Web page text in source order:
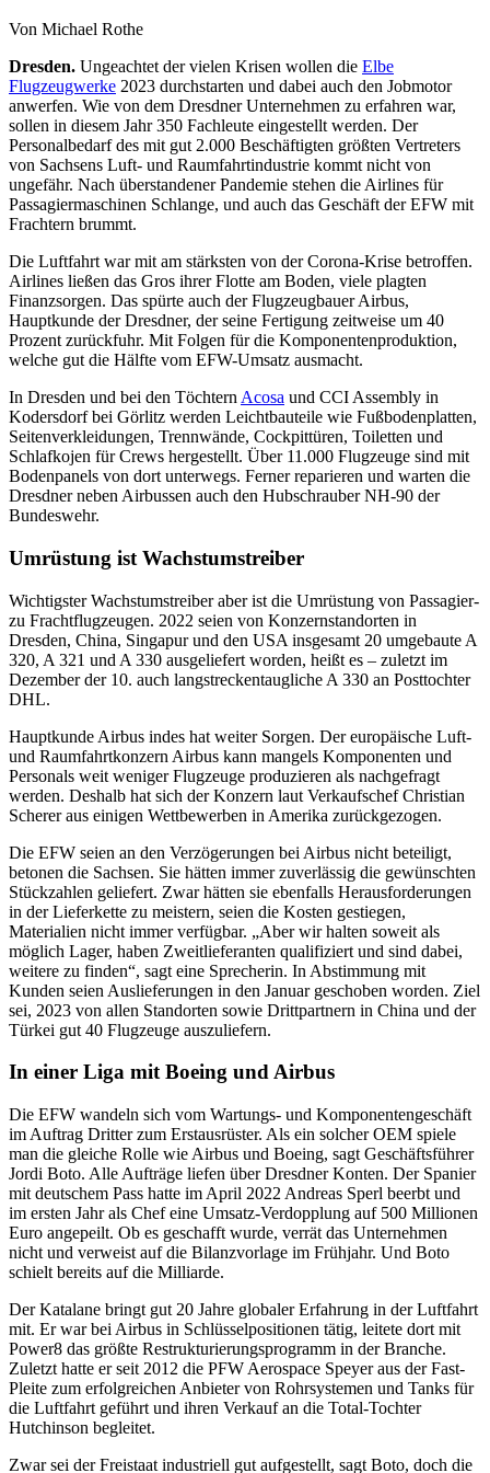
Von Michael Rothe
Dresden. Ungeachtet der vielen Krisen wollen die Elbe
Flugzeugwerke 2023 durchstarten und dabei auch den Jobmotor
anwerfen. Wie von dem Dresdner Unternehmen zu erfahren war,
sollen in diesem Jahr 350 Fachleute eingestellt werden. Der
Personalbedarf des mit gut 2.000 Beschäftigten größten Vertreters
von Sachsens Luft- und Raumfahrtindustrie kommt nicht von
ungefähr. Nach überstandener Pandemie stehen die Airlines für
Passagiermaschinen Schlange, und auch das Geschäft der EFW mit
Frachtern brummt.
Die Luftfahrt war mit am stärksten von der Corona-Krise betroffen.
Airlines ließen das Gros ihrer Flotte am Boden, viele plagten
Finanzsorgen. Das spürte auch der Flugzeugbauer Airbus,
Hauptkunde der Dresdner, der seine Fertigung zeitweise um 40
Prozent zurückfuhr. Mit Folgen für die Komponentenproduktion,
welche gut die Hälfte vom EFW-Umsatz ausmacht.
In Dresden und bei den Töchtern Acosa und CCI Assembly in
Kodersdorf bei Görlitz werden Leichtbauteile wie Fußbodenplatten,
Seitenverkleidungen, Trennwände, Cockpittüren, Toiletten und
Schlafkojen für Crews hergestellt. Über 11.000 Flugzeuge sind mit
Bodenpanels von dort unterwegs. Ferner reparieren und warten die
Dresdner neben Airbussen auch den Hubschrauber NH-90 der
Bundeswehr.
Umrüstung ist Wachstumstreiber
Wichtigster Wachstumstreiber aber ist die Umrüstung von Passagier-
zu Frachtflugzeugen. 2022 seien von Konzernstandorten in
Dresden, China, Singapur und den USA insgesamt 20 umgebaute A
320, A 321 und A 330 ausgeliefert worden, heißt es – zuletzt im
Dezember der 10. auch langstreckentaugliche A 330 an Posttochter
DHL.
Hauptkunde Airbus indes hat weiter Sorgen. Der europäische Luft-
und Raumfahrtkonzern Airbus kann mangels Komponenten und
Personals weit weniger Flugzeuge produzieren als nachgefragt
werden. Deshalb hat sich der Konzern laut Verkaufschef Christian
Scherer aus einigen Wettbewerben in Amerika zurückgezogen.
Die EFW seien an den Verzögerungen bei Airbus nicht beteiligt,
betonen die Sachsen. Sie hätten immer zuverlässig die gewünschten
Stückzahlen geliefert. Zwar hätten sie ebenfalls Herausforderungen
in der Lieferkette zu meistern, seien die Kosten gestiegen,
Materialien nicht immer verfügbar. „Aber wir halten soweit als
möglich Lager, haben Zweitlieferanten qualifiziert und sind dabei,
weitere zu finden“, sagt eine Sprecherin. In Abstimmung mit
Kunden seien Auslieferungen in den Januar geschoben worden. Ziel
sei, 2023 von allen Standorten sowie Drittpartnern in China und der
Türkei gut 40 Flugzeuge auszuliefern.
In einer Liga mit Boeing und Airbus
Die EFW wandeln sich vom Wartungs- und Komponentengeschäft
im Auftrag Dritter zum Erstausrüster. Als ein solcher OEM spiele
man die gleiche Rolle wie Airbus und Boeing, sagt Geschäftsführer
Jordi Boto. Alle Aufträge liefen über Dresdner Konten. Der Spanier
mit deutschem Pass hatte im April 2022 Andreas Sperl beerbt und
im ersten Jahr als Chef eine Umsatz-Verdopplung auf 500 Millionen
Euro angepeilt. Ob es geschafft wurde, verrät das Unternehmen
nicht und verweist auf die Bilanzvorlage im Frühjahr. Und Boto
schielt bereits auf die Milliarde.
Der Katalane bringt gut 20 Jahre globaler Erfahrung in der Luftfahrt
mit. Er war bei Airbus in Schlüsselpositionen tätig, leitete dort mit
Power8 das größte Restrukturierungsprogramm in der Branche.
Zuletzt hatte er seit 2012 die PFW Aerospace Speyer aus der Fast-
Pleite zum erfolgreichen Anbieter von Rohrsystemen und Tanks für
die Luftfahrt geführt und ihren Verkauf an die Total-Tochter
Hutchinson begleitet.
Zwar sei der Freistaat industriell gut aufgestellt, sagt Boto, doch die